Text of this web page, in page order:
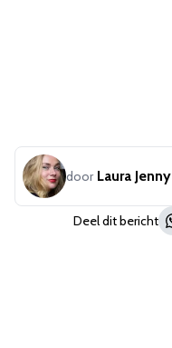
door Laura Jenny
Deel dit bericht